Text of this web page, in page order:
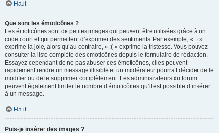
Haut
Que sont les émoticônes ?
Les émoticônes sont de petites images qui peuvent être utilisées grâce à un
code court et qui permettent d’exprimer des sentiments. Par exemple, « :) »
exprime la joie, alors qu’au contraire, « :( » exprime la tristesse. Vous pouvez
consulter la liste complète des émoticônes depuis le formulaire de rédaction.
Essayez cependant de ne pas abuser des émoticônes, elles peuvent
rapidement rendre un message illisible et un modérateur pourrait décider de le
modifier ou de le supprimer complètement. Les administrateurs du forum
peuvent également limiter le nombre d’émoticônes qu’il est possible d’insérer
à un message.
Haut
Puis-je insérer des images ?